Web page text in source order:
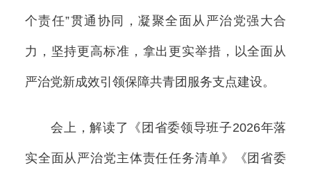
个责任”贯通协同，凝聚全面从严治党强大合
力，坚持更高标准，拿出更实举措，以全面从
严治党新成效引领保障共青团服务支点建设。
会上，解读了《团省委领导班子2026年落
实全面从严治党主体责任任务清单》《团省委